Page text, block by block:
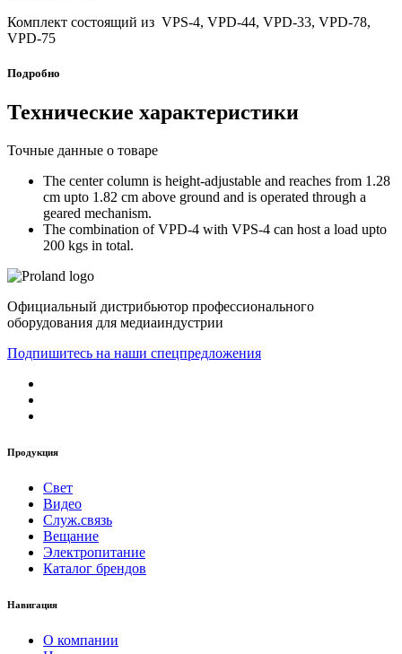
Комплект состоящий из VPS-4, VPD-44, VPD-33, VPD-78,
VPD-75
Подробно
Технические характеристики
Точные данные о товаре
The center column is height-adjustable and reaches from 1.28
cm upto 1.82 cm above ground and is operated through a
geared mechanism.
The combination of VPD-4 with VPS-4 can host a load upto
200 kgs in total.
Официальный дистрибьютор профессионального
оборудования для медиаиндустрии
Подпишитесь на наши спецпредложения
Продукция
Свет
Видео
Служ.связь
Вещание
Электропитание
Каталог брендов
Навигация
О компании